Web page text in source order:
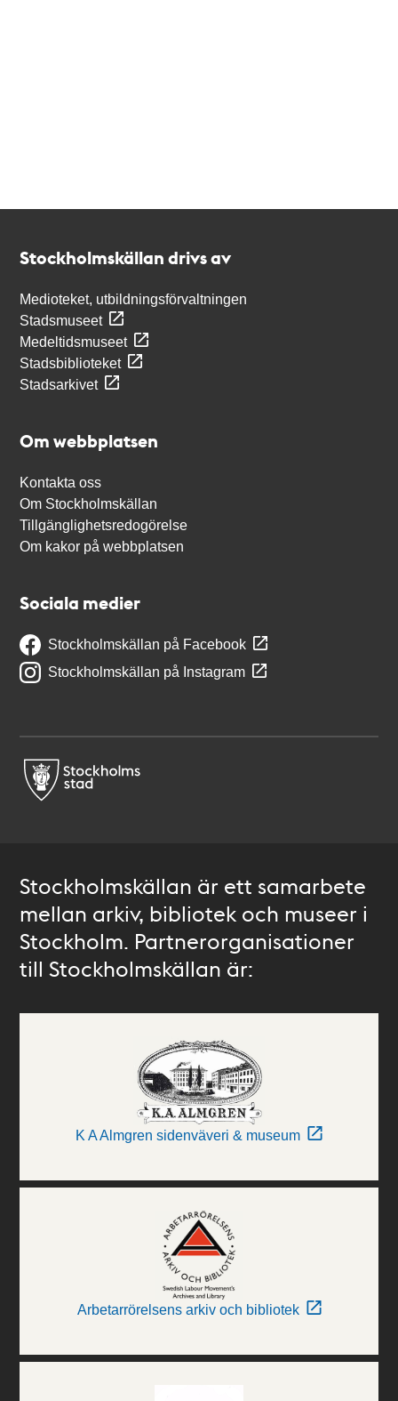
Stockholmskällan drivs av
Medioteket, utbildningsförvaltningen
Stadsmuseet
Medeltidsmuseet
Stadsbiblioteket
Stadsarkivet
Om webbplatsen
Kontakta oss
Om Stockholmskällan
Tillgänglighetsredogörelse
Om kakor på webbplatsen
Sociala medier
Stockholmskällan på Facebook
Stockholmskällan på Instagram
Stockholmskällan är ett samarbete
mellan arkiv, bibliotek och museer i
Stockholm. Partnerorganisationer
till Stockholmskällan är:
K A Almgren sidenväveri & museum
Arbetarrörelsens arkiv och bibliotek